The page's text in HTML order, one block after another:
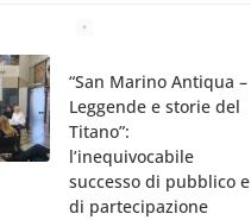
“San Marino Antiqua –
Leggende e storie del
Titano”:
l’inequivocabile
successo di pubblico e
di partecipazione